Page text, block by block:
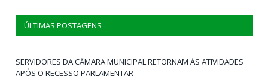
ÚLTIMAS POSTAGENS
SERVIDORES DA CÂMARA MUNICIPAL RETORNAM ÀS ATIVIDADES
APÓS O RECESSO PARLAMENTAR